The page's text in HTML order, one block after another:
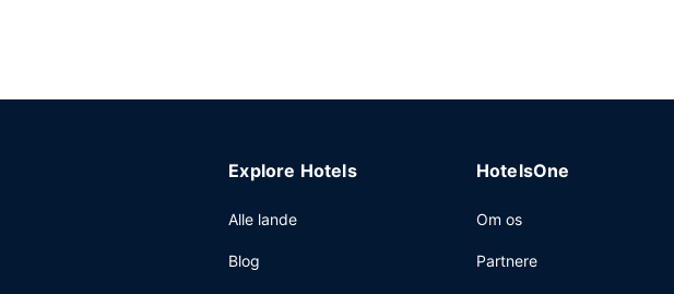
Explore Hotels
Alle lande
Blog
HotelsOne
Om os
Partnere